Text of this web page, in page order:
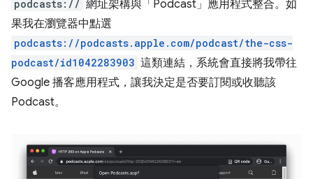
podcasts:// 網址架構與「Podcast」應用程式整合。如
果我在瀏覽器中點選
podcasts://podcasts.apple.com/podcast/the-css-
podcast/id1042283903 這類連結，系統會直接將我帶往
Google 播客應用程式，讓我決定是否要訂閱或收聽該
Podcast。